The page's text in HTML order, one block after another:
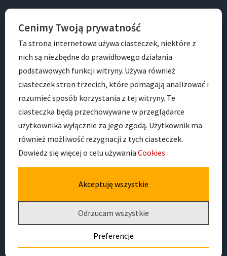
BIP
ADRES
Przedszkole Nr 41 im. Jana Pawła II
ul. Dobra 16
Deklaracja dostępności
Cenimy Twoją prywatność
Ta strona internetowa używa ciasteczek, niektóre z
nich są niezbędne do prawidłowego działania
podstawowych funkcji witryny. Używa również
ciasteczek stron trzecich, które pomagają analizować i
rozumieć sposób korzystania z tej witryny. Te
ciasteczka będą przechowywane w przeglądarce
użytkownika wyłącznie za jego zgodą. Użytkownik ma
również możliwość rezygnacji z tych ciasteczek.
Dowiedz się więcej o celu używania Cookies
Akceptuję wszystkie
Odrzucam wszystkie
Preferencje